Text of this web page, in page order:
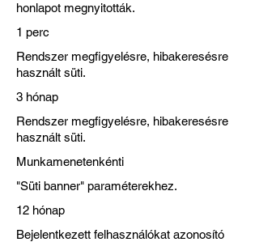
honlapot megnyitották.
1 perc
Rendszer megfigyelésre, hibakeresésre
használt süti.
3 hónap
Rendszer megfigyelésre, hibakeresésre
használt süti.
Munkamenetenkénti
"Süti banner" paraméterekhez.
12 hónap
Bejelentkezett felhasználókat azonosító